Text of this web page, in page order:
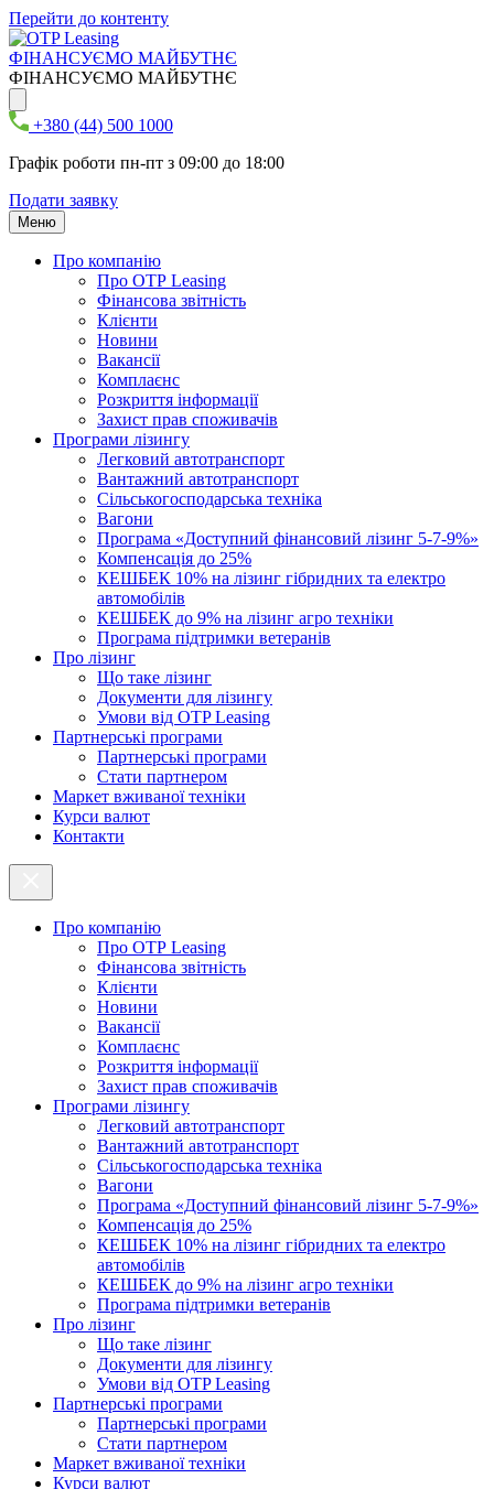
Перейти до контенту
ФІНАНСУЄМО МАЙБУТНЄ
ФІНАНСУЄМО МАЙБУТНЄ
+380 (44) 500 1000
Графік роботи пн-пт з 09:00 до 18:00
Подати заявку
Меню
Про компанію
Про ОТР Leasing
Фінансова звітність
Клієнти
Новини
Вакансії
Комплаєнс
Розкриття інформації
Захист прав споживачів
Програми лізингу
Легковий автотранспорт
Вантажний автотранспорт
Cільськогосподарська техніка
Вагони
Програма «Доступний фінансовий лізинг 5-7-9%»
Компенсація до 25%
КЕШБЕК 10% на лізинг гібридних та електро
автомобілів
КЕШБЕК до 9% на лізинг агро техніки
Програма підтримки ветеранів
Про лізинг
Що таке лізинг
Документи для лізингу
Умови від OTP Leasing
Партнерські програми
Партнерські програми
Стати партнером
Маркет вживаної техніки
Курси валют
Контакти
Про компанію
Про ОТР Leasing
Фінансова звітність
Клієнти
Новини
Вакансії
Комплаєнс
Розкриття інформації
Захист прав споживачів
Програми лізингу
Легковий автотранспорт
Вантажний автотранспорт
Cільськогосподарська техніка
Вагони
Програма «Доступний фінансовий лізинг 5-7-9%»
Компенсація до 25%
КЕШБЕК 10% на лізинг гібридних та електро
автомобілів
КЕШБЕК до 9% на лізинг агро техніки
Програма підтримки ветеранів
Про лізинг
Що таке лізинг
Документи для лізингу
Умови від OTP Leasing
Партнерські програми
Партнерські програми
Стати партнером
Маркет вживаної техніки
Курси валют